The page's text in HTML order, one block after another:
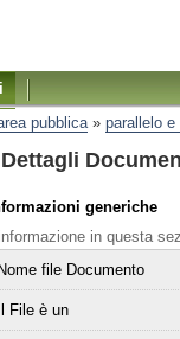
pubblica» parallelo
Dettagli
generiche
in questa
file Documento
File è un